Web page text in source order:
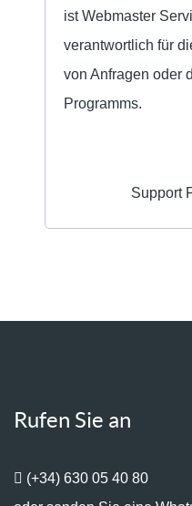
ist Webmaster
verantwortlich für
von Anfragen oder
Programms.
Support
Rufen Sie an
(+34) 630 05 40 80